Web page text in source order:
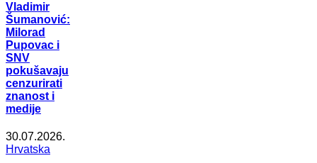
Vladimir
Šumanović:
Milorad
Pupovac i
SNV
pokušavaju
cenzurirati
znanost i
medije
30.07.2026.
Hrvatska